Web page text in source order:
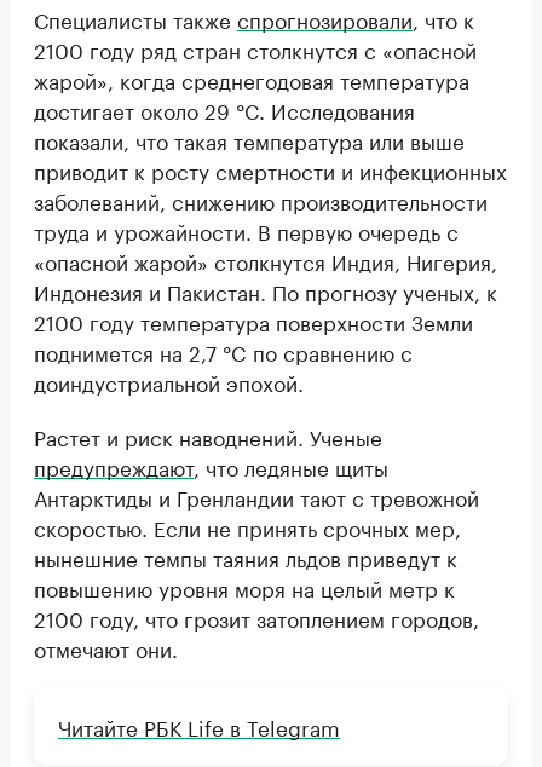
Специалисты также спрогнозировали , что к
2100 году ряд стран столкнутся с «опасной
жарой», когда среднегодовая температура
достигает около 29 °C. Исследования
показали, что такая температура или выше
приводит к росту смертности и инфекционных
заболеваний, снижению производительности
труда и урожайности. В первую очередь с
«опасной жарой» столкнутся Индия, Нигерия,
Индонезия и Пакистан. По прогнозу ученых, к
2100 году температура поверхности Земли
поднимется на 2,7 °C по сравнению с
доиндустриальной эпохой.
Растет и риск наводнений. Ученые
предупреждают, что ледяные щиты
Антарктиды и Гренландии тают с тревожной
скоростью. Если не принять срочных мер,
нынешние темпы таяния льдов приведут к
повышению уровня моря на целый метр к
2100 году, что грозит затоплением городов,
отмечают они.
Читайте РБК Life в Telegram